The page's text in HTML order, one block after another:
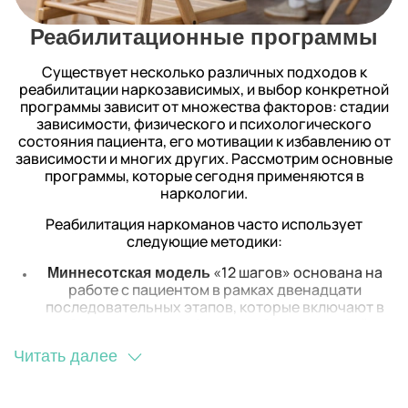
различаться в зависимости от сложности
конкретного случая, типа зависимости и выбранной
реабилитационной программы. Важно осознавать,
инвестиция в долгосрочное восстановление и жизнь
без наркотиков.
В фазе медицинской реабилитации основное
внимание сконцентрировано на физическом
состоянии пациента. В этот период могут быть
назначены различные виды лекарственной терапии,
коррекция рациона питания и витаминная
индивидуальными и групповыми сеансами
психотерапии, которые обычно проводятся
параллельно.
Психотерапевтическая фаза фокусируется на
эмоциональном и психологическом состоянии
эмоционального фона, осознание последствий
Реабилитационные программы
Существует несколько различных подходов к
реабилитации наркозависимых, и выбор конкретной
программы зависит от множества факторов: стадии
зависимости, физического и психологического
состояния пациента, его мотивации к избавлению от
зависимости и многих других. Рассмотрим основные
программы, которые сегодня применяются в
наркологии.
Реабилитация наркоманов часто использует
следующие методики:
Миннесотская модель «12 шагов» основана на
работе с пациентом в рамках двенадцати
последовательных этапов, которые включают в
Терапевтическое сообщество
Читать далее